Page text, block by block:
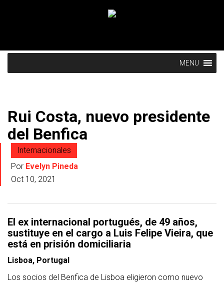
MENU
Rui Costa, nuevo presidente
del Benfica
Internacionales
Por Evelyn Pineda
Oct 10, 2021
El ex internacional portugués, de 49 años,
sustituye en el cargo a Luis Felipe Vieira, que
está en prisión domiciliaria
Lisboa, Portugal
Los socios del Benfica de Lisboa eligieron como nuevo